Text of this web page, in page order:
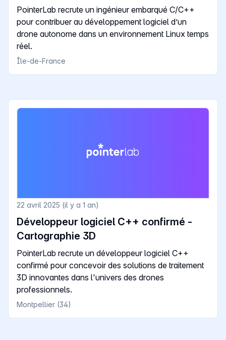
PointerLab recrute un ingénieur embarqué C/C++
pour contribuer au développement logiciel d’un
drone autonome dans un environnement Linux temps
réel.
Île-de-France
22 avril 2025 (il y a 1 an)
Développeur logiciel C++ confirmé -
Cartographie 3D
PointerLab recrute un développeur logiciel C++
confirmé pour concevoir des solutions de traitement
3D innovantes dans l'univers des drones
professionnels.
Montpellier (34)